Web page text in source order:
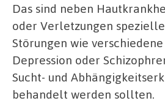
Das sind neben
oder Verletzungen
Störungen wie
Depression oder
Sucht- und
behandelt werden sollten.